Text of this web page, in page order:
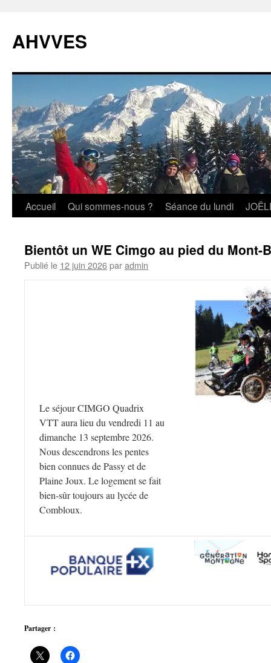
contenu
AHVVES
Accueil Qui sommes-nous ? Séance du lundi
Bientôt un WE Cimgo au pied du Mont-
Publié le 12 juin 2026paradmin
Le séjour CIMGO Quadrix
VTT aura lieu du vendredi 11 au
dimanche 13 septembre 2026.
Nous descendrons les pentes
bien connues de Passy et de
Plaine Joux. Le logement se fait
bien-sûr toujours au lycée de
Combloux.
Partager :